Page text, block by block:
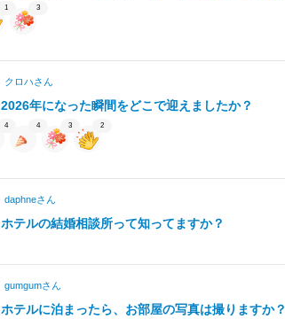
1 3
クロハさん
2026年になった瞬間をどこで迎えましたか？
4 4 3 2
daphneさん
ホテルの結婚相談所って知ってますか？
gumgumさん
ホテルに泊まったら、お部屋の写真は撮りますか？